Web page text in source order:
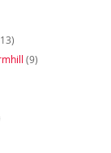
(9)